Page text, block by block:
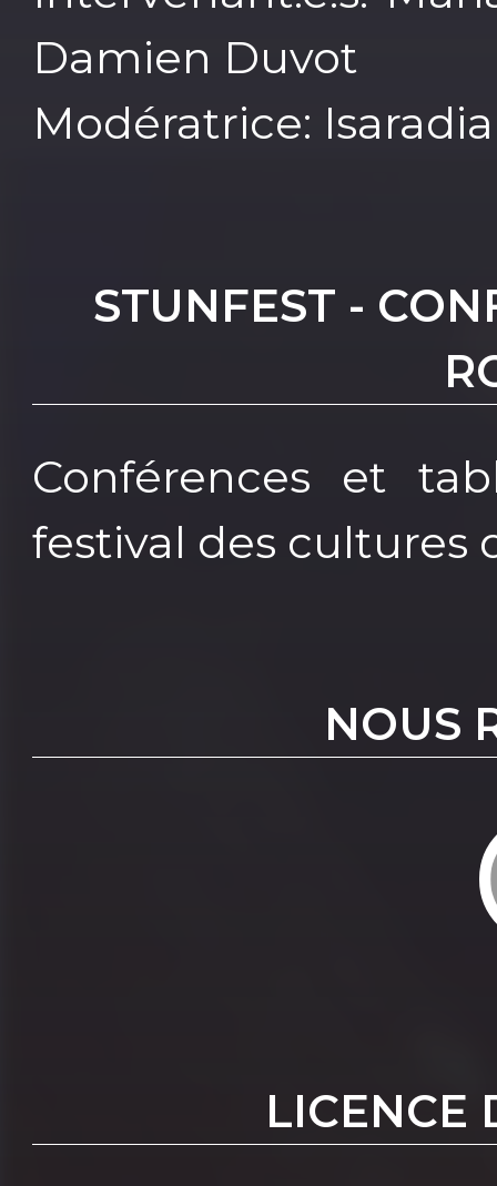
Damien Duvot
Modératrice: Isaradia
STUNFEST -
Conférences et
festival des cultures
NOUS
LICENCE